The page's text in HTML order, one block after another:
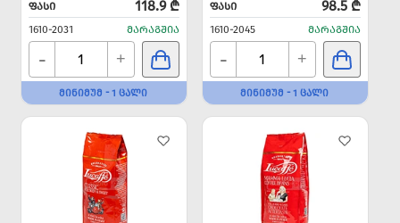
ᲤᲐᲡᲘ 118.9 ₾
1610-2031 ᲛᲐᲠᲐᲒᲨᲘᲐ
- +
ᲛᲘᲜᲘᲛᲣᲛ - 1 ᲪᲐᲚᲘ
ᲤᲐᲡᲘ 98.5 ₾
1610-2045 ᲛᲐᲠᲐᲒᲨᲘᲐ
- +
ᲛᲘᲜᲘᲛᲣᲛ - 1 ᲪᲐᲚᲘ